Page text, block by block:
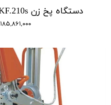
دستگاه پخ زن LKF.210s یوروبور euroboor
۱۸۵,۸۶۱,۰۰۰ تومان